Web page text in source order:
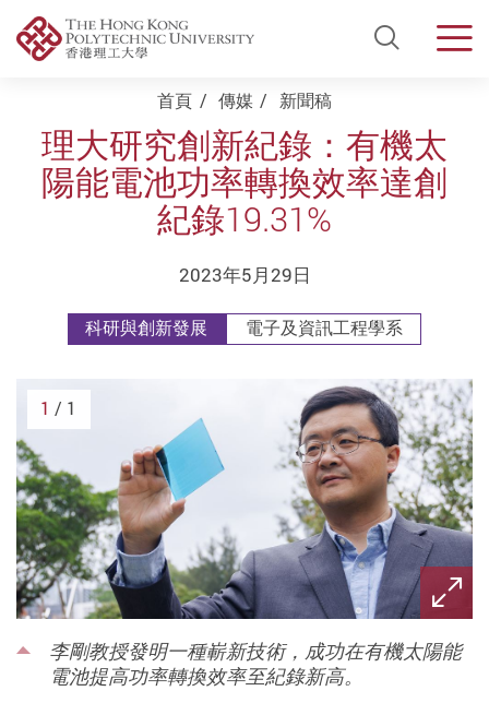
Open
Start main content首頁 傳媒 新聞稿
理大研究創新紀錄：有機太
陽能電池功率轉換效率達創
紀錄19.31%
2023年5月29日
科研與創新發展 電子及資訊工程學系
李剛教授發明一種嶄新技術，成功在有機太陽能
電池提高功率轉換效率至紀錄新高。
1 / 1